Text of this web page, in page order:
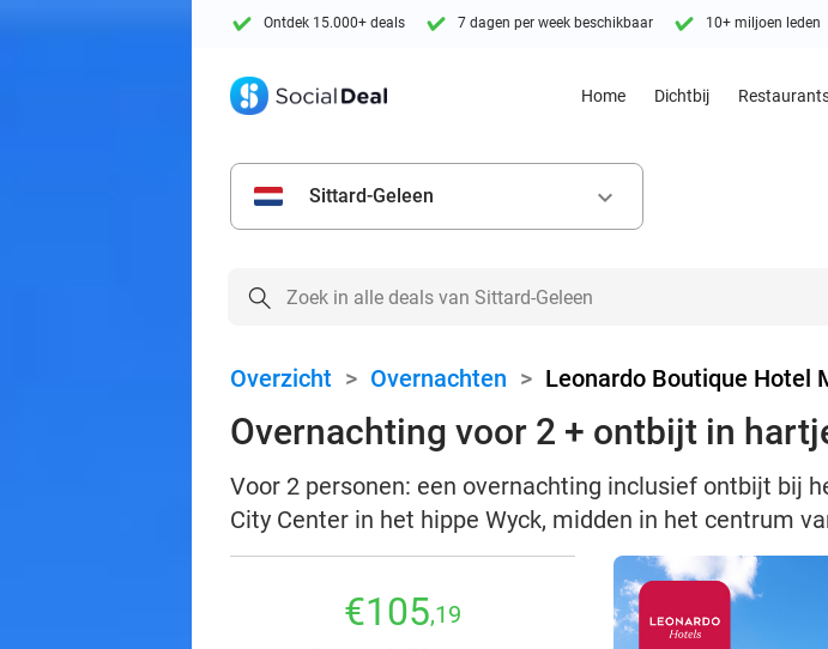
Ontdek 15.000+ deals 7 dagen per week beschikbaar 10+ miljoen leden
Home Dichtbij
Sittard-Geleen keyboard_arrow_down
Overzicht > Overnachten > Leonardo Boutique Hotel
Overnachting voor 2 + ontbijt in
Voor 2 personen: een overnachting inclusief ontbijt bij
City Center in het hippe Wyck, midden in het centrum
€105,19